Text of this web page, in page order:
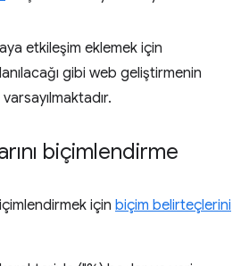
etkileşim eklemek için
gibi web geliştirmenin
biçimlendirme
için biçim belirteçlerini